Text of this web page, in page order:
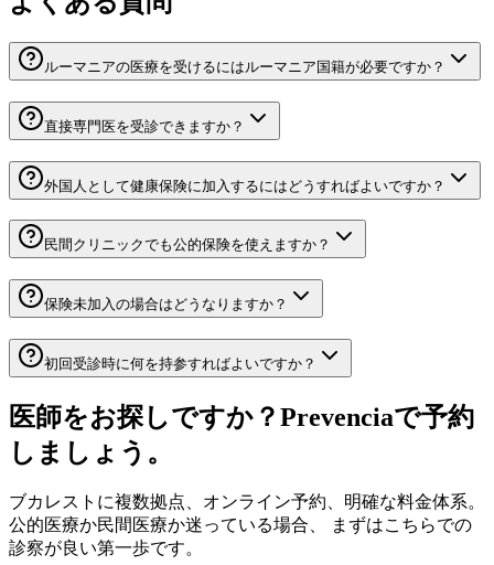
ルーマニアの医療を受けるにはルーマニア国籍が必要ですか？
直接専門医を受診できますか？
外国人として健康保険に加入するにはどうすればよいですか？
民間クリニックでも公的保険を使えますか？
保険未加入の場合はどうなりますか？
初回受診時に何を持参すればよいですか？
医師をお探しですか？Prevenciaで予約
しましょう。
ブカレストに複数拠点、オンライン予約、明確な料金体系。
公的医療か民間医療か迷っている場合、 まずはこちらでの
診察が良い第一歩です。